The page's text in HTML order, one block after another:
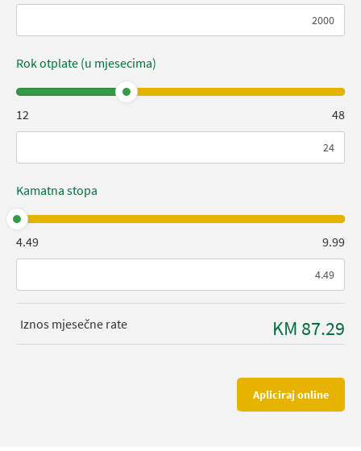
Rok otplate (u mjesecima)
12 48
Kamatna stopa
4.49 9.99
Iznos mjesečne rate KM 87.29
Apliciraj online